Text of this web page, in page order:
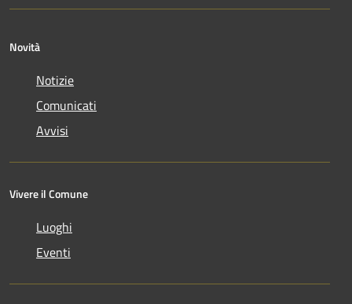
Novità
Notizie
Comunicati
Avvisi
Vivere il Comune
Luoghi
Eventi